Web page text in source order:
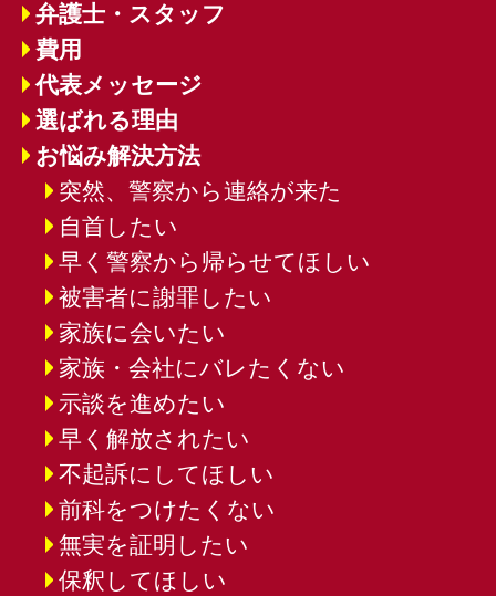
弁護士・スタッフ
費用
代表メッセージ
選ばれる理由
お悩み解決方法
突然、警察から連絡が来た
自首したい
早く警察から帰らせてほしい
被害者に謝罪したい
家族に会いたい
家族・会社にバレたくない
示談を進めたい
早く解放されたい
不起訴にしてほしい
前科をつけたくない
無実を証明したい
保釈してほしい